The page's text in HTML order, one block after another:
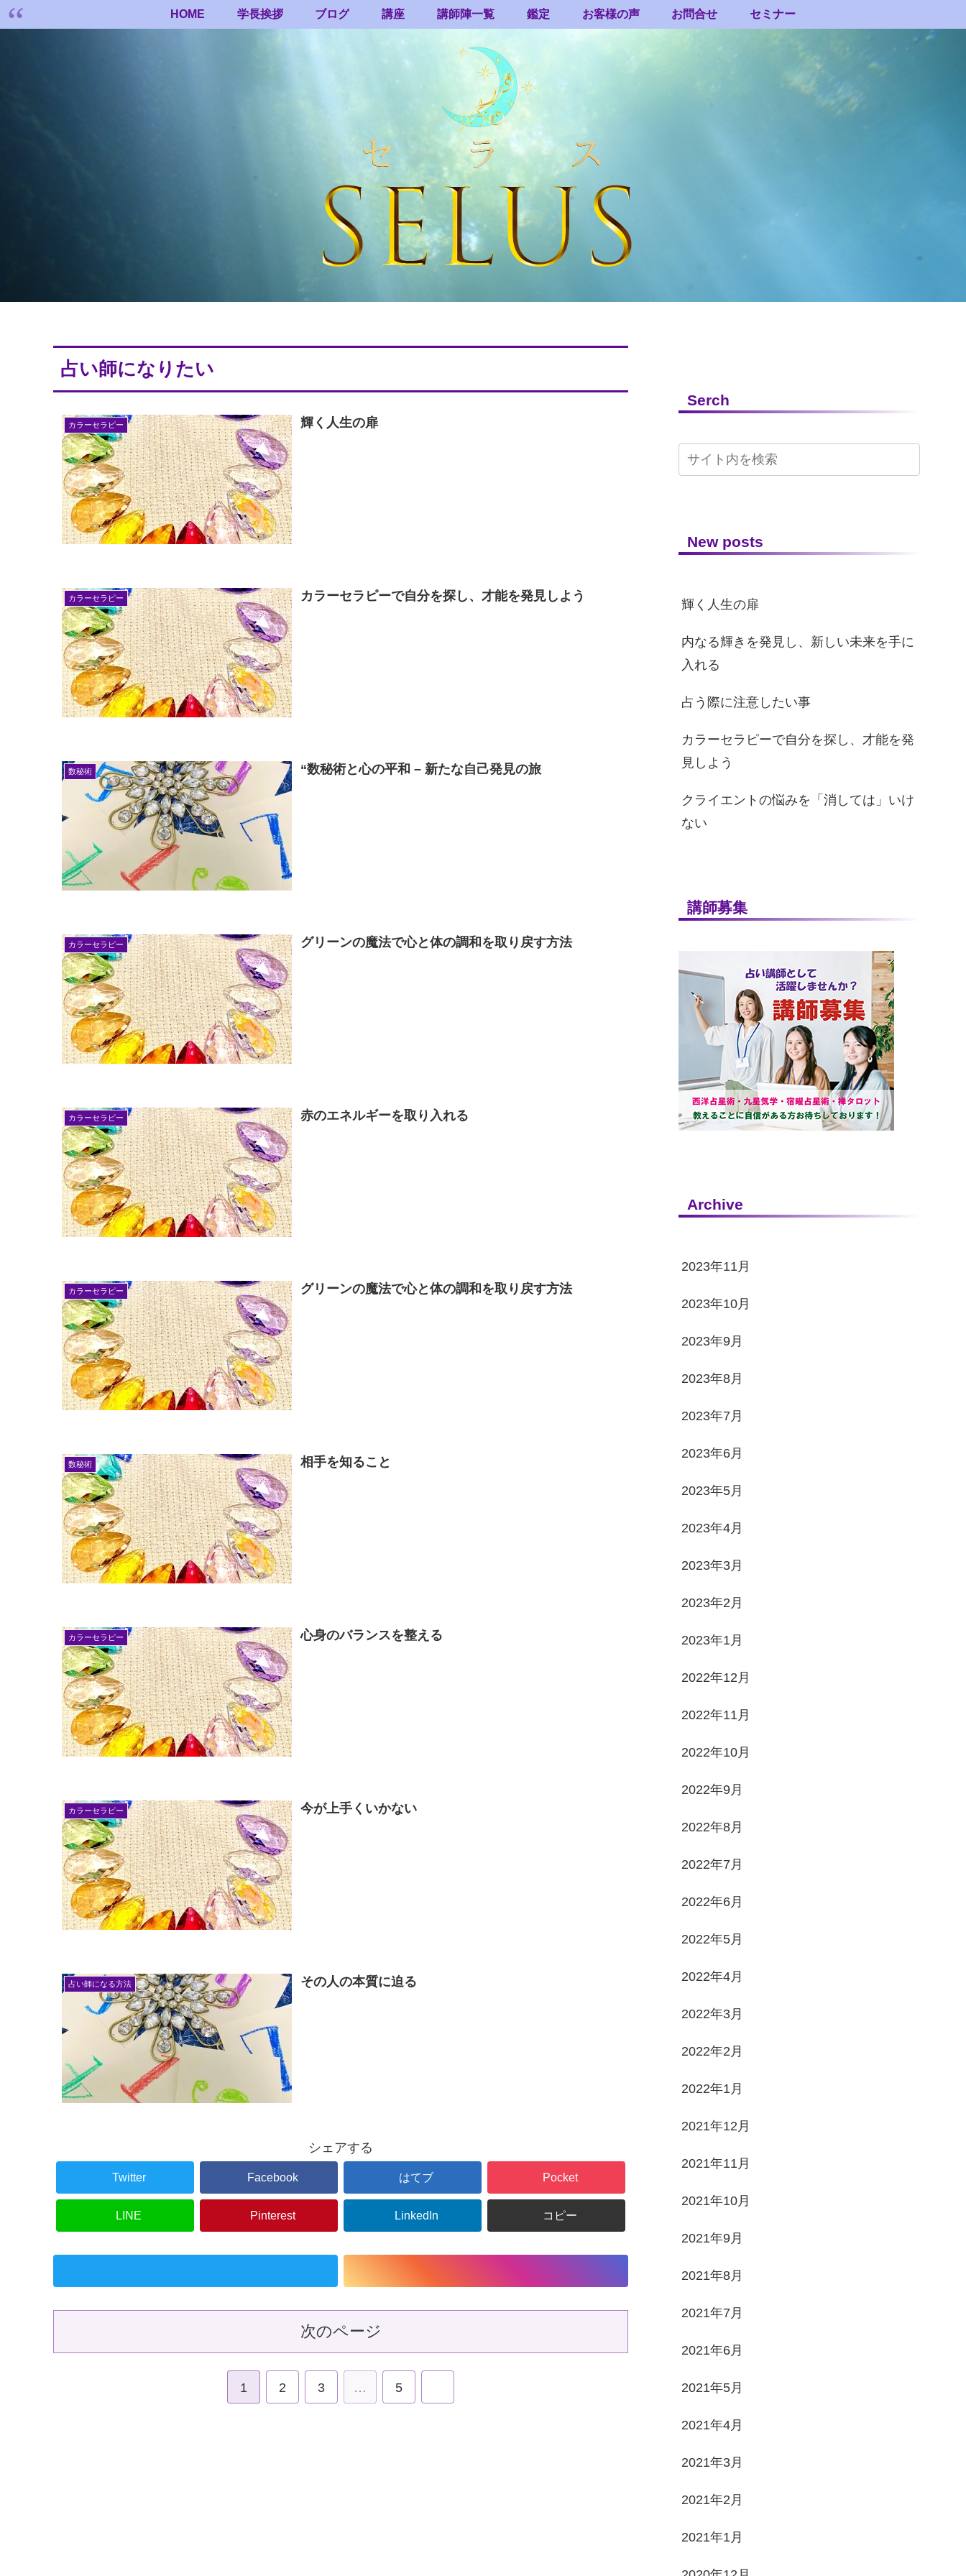
HOME 学長挨拶 ブログ 講座 講師陣一覧 鑑定 お客様の声 お問合せ セミナー
占い師になりたい
カラーセラピー 輝く人生の扉
カラーセラピー カラーセラピーで自分を探し、才能を発見しよう
数秘術 “数秘術と心の平和 – 新たな自己発見の旅
カラーセラピー グリーンの魔法で心と体の調和を取り戻す方法
カラーセラピー 赤のエネルギーを取り入れる
カラーセラピー グリーンの魔法で心と体の調和を取り戻す方法
数秘術 相手を知ること
カラーセラピー 心身のバランスを整える
カラーセラピー 今が上手くいかない
占い師になる方法 その人の本質に迫る
シェアする
Twitter Facebook はてブ Pocket
LINE Pinterest LinkedIn コピー
次のページ
1 2 3 … 5
Serch
New posts
輝く人生の扉
内なる輝きを発見し、新しい未来を手に
入れる
占う際に注意したい事
カラーセラピーで自分を探し、才能を発
見しよう
クライエントの悩みを「消しては」いけ
ない
講師募集
Archive
2023年11月
2023年10月
2023年9月
2023年8月
2023年7月
2023年6月
2023年5月
2023年4月
2023年3月
2023年2月
2023年1月
2022年12月
2022年11月
2022年10月
2022年9月
2022年8月
2022年7月
2022年6月
2022年5月
2022年4月
2022年3月
2022年2月
2022年1月
2021年12月
2021年11月
2021年10月
2021年9月
2021年8月
2021年7月
2021年6月
2021年5月
2021年4月
2021年3月
2021年2月
2021年1月